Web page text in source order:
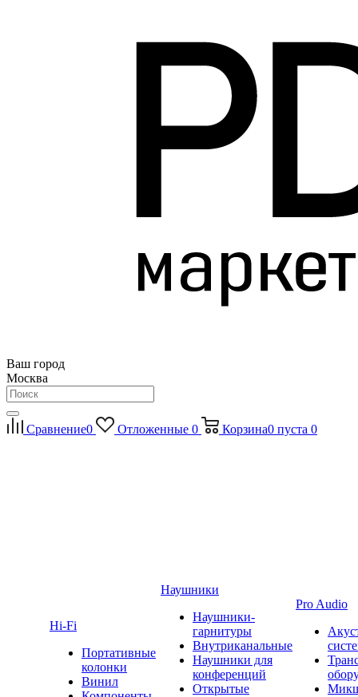
Ваш город
Москва
Сравнение0 Отложенные 0 Корзина0 пуста 0
Hi-Fi
Портативные
колонки
Винил
Наушники
Наушники-
гарнитуры
Внутриканальные
Наушники для
конференций
Открытые
Pro Audio